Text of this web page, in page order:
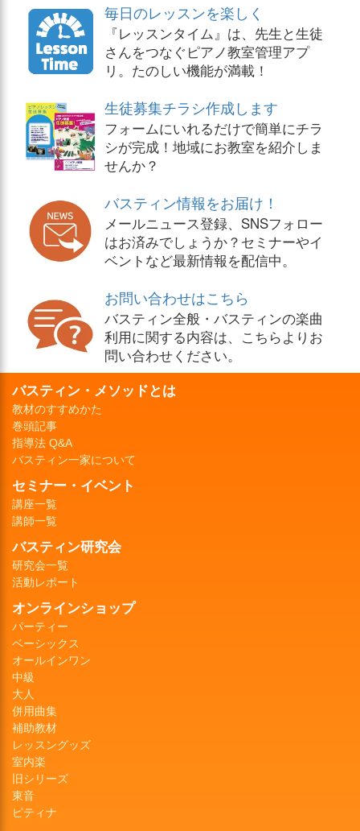
毎日のレッスンを楽しく
『レッスンタイム』は、先生と生徒
さんをつなぐピアノ教室管理アプ
リ。たのしい機能が満載！
生徒募集チラシ作成します
フォームにいれるだけで簡単にチラ
シが完成！地域にお教室を紹介しま
せんか？
バスティン情報をお届け！
メールニュース登録、SNSフォロー
はお済みでしょうか？セミナーやイ
ベントなど最新情報を配信中。
お問い合わせはこちら
バスティン全般・バスティンの楽曲
利用に関する内容は、こちらよりお
問い合わせください。
バスティン・メソッドとは
教材のすすめかた
巻頭記事
指導法 Q&A
バスティン一家について
セミナー・イベント
講座一覧
講師一覧
バスティン研究会
研究会一覧
活動レポート
オンラインショップ
パーティー
ベーシックス
オールインワン
中級
大人
併用曲集
補助教材
レッスングッズ
室内楽
旧シリーズ
東音
ピティナ